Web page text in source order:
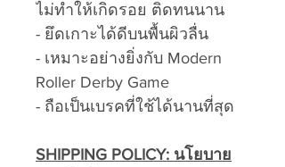
ไม่ทำให้เกิดรอย ติดทนนาน
- ยึดเกาะได้ดีบนพื้นผิวลื่น
- เหมาะอย่างยิ่งกับ Modern
Roller Derby Game
- ถือเป็นเบรคที่ใช้ได้นานที่สุด
SHIPPING POLICY: นโยบาย